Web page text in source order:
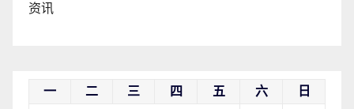
资讯
一 二 三 四 五 六 日